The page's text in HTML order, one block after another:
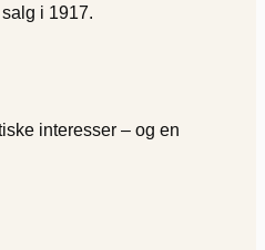
i 1917.
interesser – og en